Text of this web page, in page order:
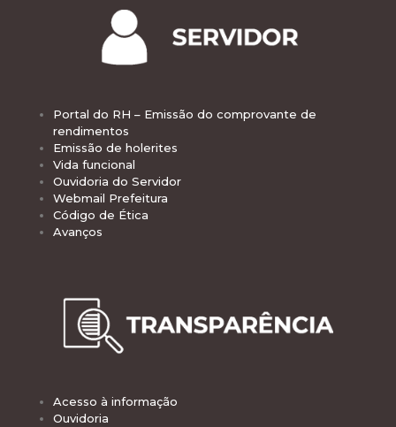
Portal do RH – Emissão do comprovante de
rendimentos
Emissão de holerites
Vida funcional
Ouvidoria do Servidor
Webmail Prefeitura
Código de Ética
Avanços
Acesso à informação
Ouvidoria